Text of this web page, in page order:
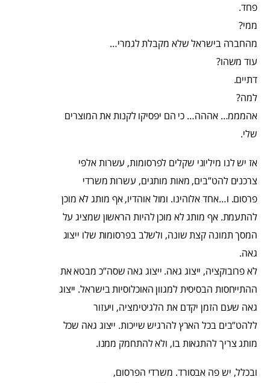
פחד.
ממי?
מהחברה בישראל שלא מקבלת לגמרי…
עוד משהו?
דתיים.
למה?
אהמממ… אההה… כי הם יפסיקו לקנות את המוצרים
שלי.
אז יש לנו מיליוני שקלים לפרסומות, עשרות אלפי
צרכנים להט”בים, מאות מותגים, עשרות משרדי
פרסום. ו…אחד אלוהינו. ומול אוהדיו, אף מותג לא מוכן
להתעמת. אף מותג לא מוכן להיות הראשון שמציג על
המסך תמונה קצת שונה, ולשלב בפרסומות שלו ייצוג
גאה.
לא פרובוקציה, ייצוג גאה. ייצוג גאה שסה”כ מבטא את
ההתייחסות הבסיסית למגוון האוכלוסיות בישראל. ייצוג
גאה שעם הזמן יקדם את הלגיטימציה, ויעזור
ללהט”בים בכל הארץ להרגיש שייכות. ייצוג גאה שכל
מותג צריך להתגאות בו, ולא להתחמק ממנו.
ובכלל, יש פה אבסורד. משרדי הפרסום,